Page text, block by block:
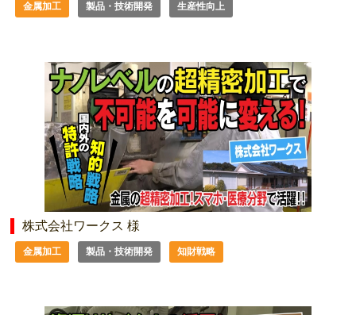
金属加工 製品・技術開発 生産性向上
株式会社ワークス 様
金属加工 製品・技術開発 知財戦略